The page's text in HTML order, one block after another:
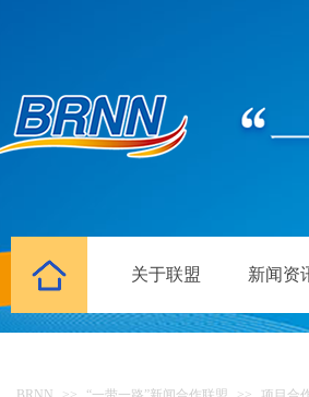
关于联盟 新闻资